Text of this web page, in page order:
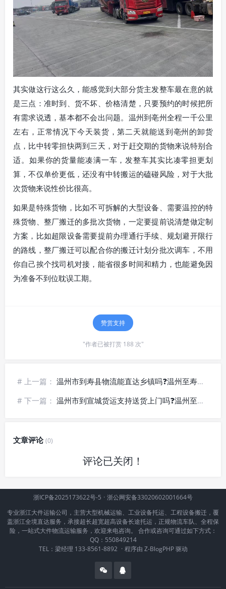
其实做这行这么久，能感觉到大部分货主发整车最在意的就
是三点：准时到、货不坏、价格清楚，只要预约的时候把所
有需求说透，基本都不会出问题。温州到亳州全程一千公里
左右，正常情况下今天装货，第二天就能送到亳州的卸货
点，比中转零担快两到三天，对于赶交期的货物来说特别合
适。如果你的货量能凑满一车，发整车其实比凑零担更划
算，不仅单价更低，还没有中转搬运的磕碰风险，对于大批
次货物来说性价比很高。
如果是特殊货物，比如不可拆解的大型设备、需要温控的特
殊货物、整厂搬迁的多批次货物，一定要提前说清楚做定制
方案，比如超限设备需要提前办理通行手续、规划避开限行
的路线，整厂搬迁可以配合你的搬迁计划分批次调车，不用
你自己挨个找司机对接，能省很多时间和精力，也能避免因
为准备不到位耽误工期。
赞赏支持
"作者已被打赏 188 次"
# 上一篇： 温州市到寿县物流能直达乡镇吗❓温州至寿县货运_末端落地配送
# 下一篇： 温州市到宣城货运支持送货上门吗❓温州至宣城物流专线_门到门托运
文章评论(0)
评论已关闭！
浙ICP备2025173622号-5 · 浙公网安备33020602001664号
专业浙江大件运输公司，主营大型机械运输、工业设备托运、工程设备搬迁，覆
盖浙江全境直达服务，承接超长超宽超高设备长途托运，正规物流车队、全程保
险，一站式大件物流运输服务，欢迎来电咨询。 合作或咨询可通过如下方式：
QQ：550849214
TEL：梁经理 133-8561-8892 · 程序由 Z-BlogPHP驱动